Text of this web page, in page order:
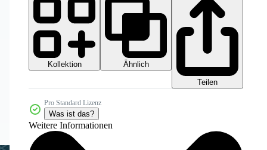
Kollektion
Ähnlich
Teilen
Pro Standard Lizenz
Was ist das?
Weitere Informationen